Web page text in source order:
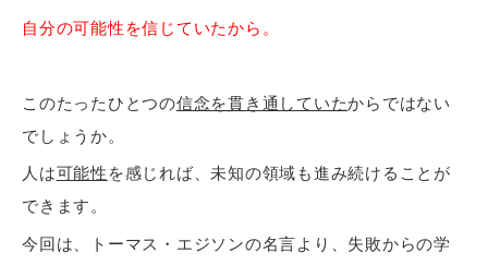
自分の可能性を信じていたから。
このたったひとつの信念を貫き通していたからではない
でしょうか。
人は可能性 を感じれば、未知の領域も進み続けることが
できます。
今回は、トーマス・エジソンの名言より、失敗からの学